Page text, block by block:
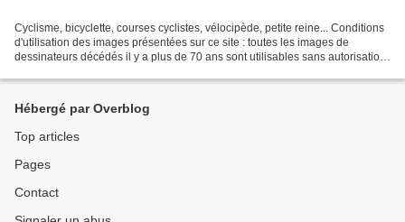
Cyclisme, bicyclette, courses cyclistes, vélocipède, petite reine... Conditions
d'utilisation des images présentées sur ce site : toutes les images de
dessinateurs décédés il y a plus de 70 ans sont utilisables sans autorisation
Hébergé par Overblog
Top articles
Pages
Contact